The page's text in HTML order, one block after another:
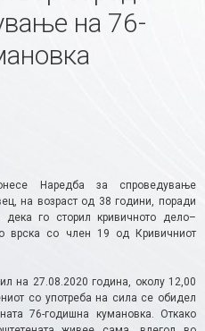
на 76-
Наредба за спроведување
на возраст од 38 години, поради
го сторил кривичното дело–
со член 19 од Кривичниот
на 27.08.2020 година, околу 12,00
со употреба на сила се обидел
76-годишна кумановка. Откако